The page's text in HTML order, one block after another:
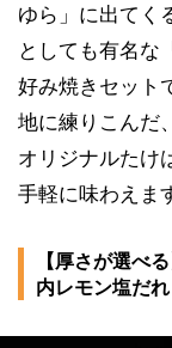
ゆら」に出てく
としても有名な
好み焼きセット
地に練りこんだ
オリジナルたけ
手軽に味わえま
【厚さが選べ
内レモン塩だれ